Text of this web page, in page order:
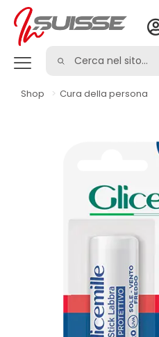
Shop > Cura della persona